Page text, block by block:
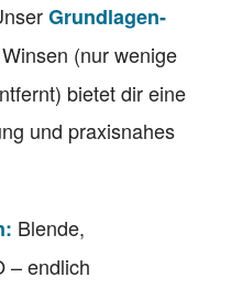
Grundlagen-
(nur wenige
bietet dir eine
und praxisnahes
Blende,
– endlich